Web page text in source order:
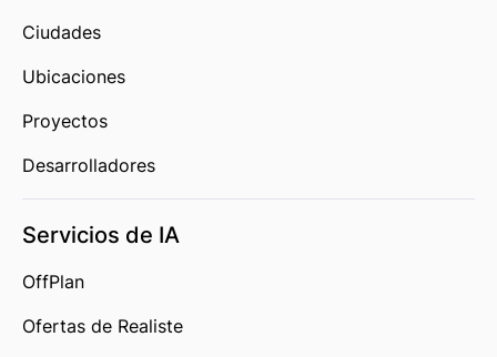
Ciudades
Ubicaciones
Proyectos
Desarrolladores
Servicios de IA
OffPlan
Ofertas de Realiste